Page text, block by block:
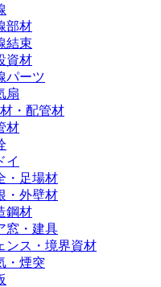
部材
結束
資材
パーツ
扇
・配管材
材
イ
・足場材
・外壁材
鋼材
窓・建具
ンス・境界資材
・煙突